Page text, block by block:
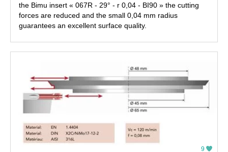
the Bimu insert « 067R - 29° - r 0,04 - BI90 » the cutting
forces are reduced and the small 0,04 mm radius
guarantees an excellent surface quality.
9